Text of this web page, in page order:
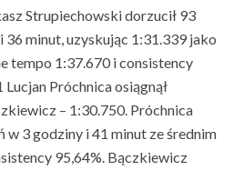
Strupiechowski dorzucił 93
36 minut, uzyskując 1:31.339 jako
tempo 1:37.670 i consistency
Próchnica osiągnął
– 1:30.750. Próchnica
w 3 godziny i 41 minut ze średnim
95,64%. Bączkiewicz